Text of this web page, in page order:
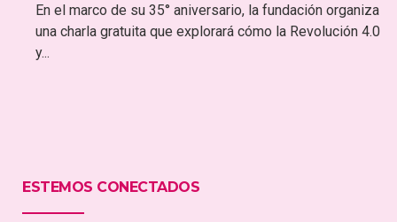
En el marco de su 35° aniversario, la fundación organiza
una charla gratuita que explorará cómo la Revolución 4.0
y...
ESTEMOS CONECTADOS